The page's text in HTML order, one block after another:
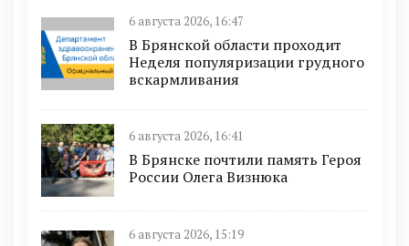
6 августа 2026, 16:47
В Брянской области проходит
Неделя популяризации грудного
вскармливания
6 августа 2026, 16:41
В Брянске почтили память Героя
России Олега Визнюка
6 августа 2026, 15:19